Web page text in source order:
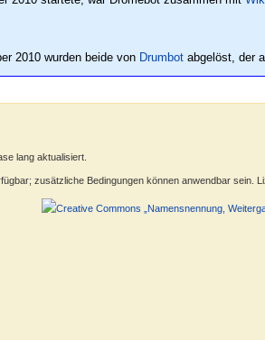
2010 wurden beide von Drumbot abgelöst, der
lang aktualisiert.
zusätzliche Bedingungen können anwendbar sein.